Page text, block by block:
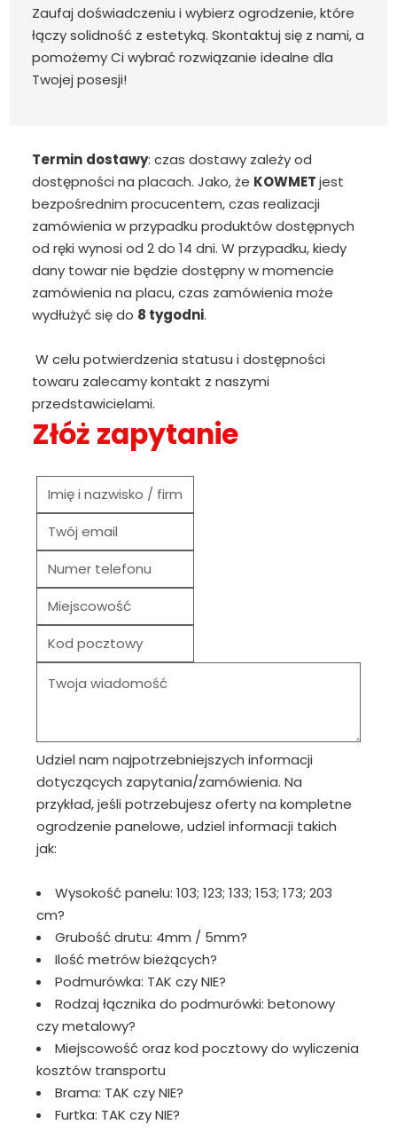
Zaufaj doświadczeniu i wybierz ogrodzenie, które
łączy solidność z estetyką. Skontaktuj się z nami, a
pomożemy Ci wybrać rozwiązanie idealne dla
Twojej posesji!
Termin dostawy: czas dostawy zależy od
dostępności na placach. Jako, że KOWMETjest
bezpośrednim procucentem, czas realizacji
zamówienia w przypadku produktów dostępnych
od ręki wynosi od 2 do 14 dni. W przypadku, kiedy
dany towar nie będzie dostępny w momencie
zamówienia na placu, czas zamówienia może
wydłużyć się do 8 tygodni.
W celu potwierdzenia statusu i dostępności
towaru zalecamy kontakt z naszymi
przedstawicielami.
Złóż zapytanie
Udziel nam najpotrzebniejszych informacji
dotyczących zapytania/zamówienia. Na
przykład, jeśli potrzebujesz oferty na kompletne
ogrodzenie panelowe, udziel informacji takich
jak:
Wysokość panelu: 103; 123; 133; 153; 173; 203
cm?
Grubość drutu: 4mm / 5mm?
Ilość metrów bieżących?
Podmurówka: TAK czy NIE?
Rodzaj łącznika do podmurówki: betonowy
czy metalowy?
Miejscowość oraz kod pocztowy do wyliczenia
kosztów transportu
Brama: TAK czy NIE?
Furtka: TAK czy NIE?